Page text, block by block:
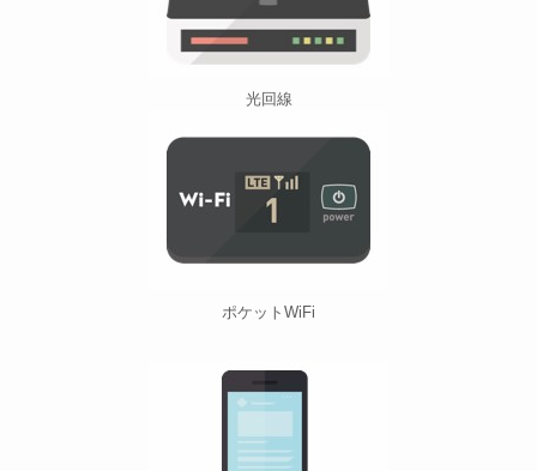
光回線
ポケットWiFi